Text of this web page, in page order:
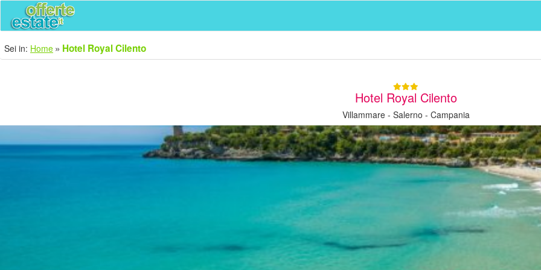
Sei in: Home Hotel Royal Cilento
Hotel Royal Cilento
Villammare - Salerno - Campania